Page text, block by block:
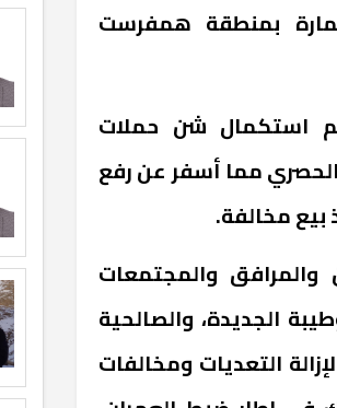
بمنطقة همفرست
٦ أكتوبر، أنه تم استكمال شن حملات
مما أسفر عن رفع
بيع مخالفة.
والمرافق والمجتمعات
مدن: بدر، و6 أكتوبر، وطيبة الجديدة، والصالحية
التعديات ومخالفات